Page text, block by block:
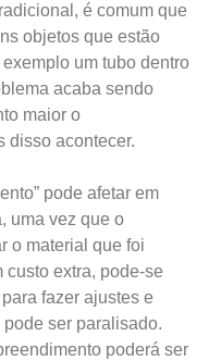
é comum que
objetos que estão
um tubo dentro
acaba sendo
maior o
disso acontecer.
pode afetar em
uma vez que o
o material que foi
custo extra, pode-se
fazer ajustes e
ser paralisado.
poderá ser